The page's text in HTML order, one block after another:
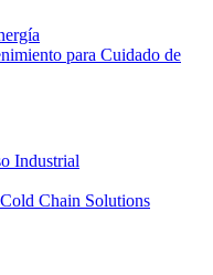
para Cuidado de
Industrial
Chain Solutions